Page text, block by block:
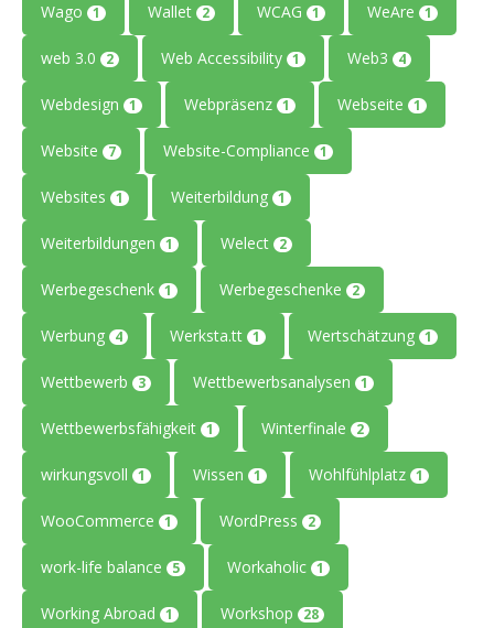
Wago 1 Wallet 2 WCAG 1 WeAre 1
web 3.0 2 Web Accessibility 1 Web3 4
Webdesign 1 Webpräsenz 1 Webseite 1
Website 7 Website-Compliance 1
Websites 1 Weiterbildung 1
Weiterbildungen 1 Welect 2
Werbegeschenk 1 Werbegeschenke 2
Werbung 4 Werksta.tt 1 Wertschätzung 1
Wettbewerb 3 Wettbewerbsanalysen 1
Wettbewerbsfähigkeit 1 Winterfinale 2
wirkungsvoll 1 Wissen 1 Wohlfühlplatz 1
WooCommerce 1 WordPress 2
work-life balance 5 Workaholic 1
Working Abroad 1 Workshop 28